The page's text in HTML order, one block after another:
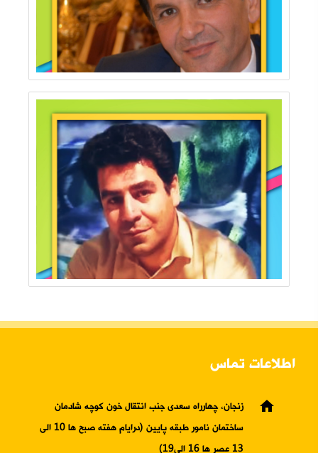
اطلاعات تماس
home
زنجان، چهارراه سعدی جنب انتقال خون کوچه شادمان
ساختمان نامور طبقه پایین (درایام هفته صبح ها 10 الی
13 عصر ها 16 الی19)